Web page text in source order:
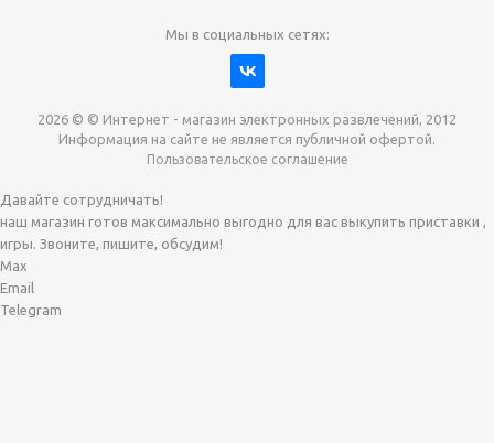
Мы в социальных сетях:
2026 © © Интернет - магазин электронных развлечений, 2012
Информация на сайте не является публичной офертой.
Пользовательское соглашение
Давайте сотрудничать!
наш магазин готов максимально выгодно для вас выкупить приставки ,
игры. Звоните, пишите, обсудим!
Max
Email
Telegram